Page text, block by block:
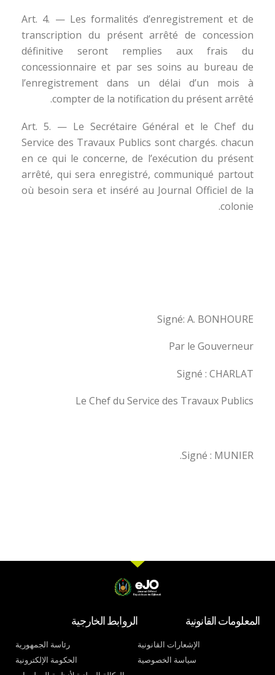
Art. 4. — Les formalités d’enregistrement et de
transcription du présent arrêté de concession
définitive seront remplies aux frais du
concessionnaire et par ses soins au bureau de
l’enregistrement dans un délai d’un mois à
compter de la notification du présent arrêté.
Art. 5. — Le Secrétaire Général et le Chef du
Service des Travaux Publics sont chargés. chacun
en ce qui le concerne, de l’exécution du présent
arrêté, qui sera enregistré, communiqué partout
où besoin sera et inséré au Journal Officiel de la
colonie.
Signé: A. BONHOURE
Par le Gouverneur
Signé : CHARLAT
Le Chef du Service des Travaux Publics
Signé : MUNIER.
المعلومات القانونية
الإشعارات القانونية
سياسة الخصوصية
الروابط الخارجية
رئاسة الجمهورية
الحكومة الإلكترونية